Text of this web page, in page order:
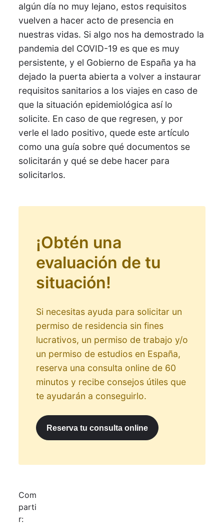
algún día no muy lejano, estos requisitos
vuelven a hacer acto de presencia en
nuestras vidas. Si algo nos ha demostrado la
pandemia del COVID-19 es que es muy
persistente, y el Gobierno de España ya ha
dejado la puerta abierta a volver a instaurar
requisitos sanitarios a los viajes en caso de
que la situación epidemiológica así lo
solicite. En caso de que regresen, y por
verle el lado positivo, quede este artículo
como una guía sobre qué documentos se
solicitarán y qué se debe hacer para
solicitarlos.
¡Obtén una
evaluación de tu
situación!
Si necesitas ayuda para solicitar un
permiso de residencia sin fines
lucrativos, un permiso de trabajo y/o
un permiso de estudios en España,
reserva una consulta online de 60
minutos y recibe consejos útiles que
te ayudarán a conseguirlo.
Reserva tu consulta online
Com
parti
r: